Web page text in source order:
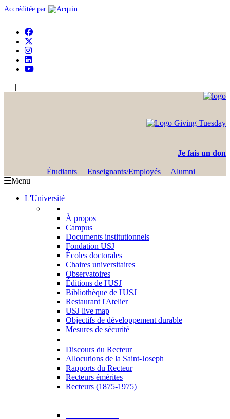
Accréditée par
|
Je fais un don
Étudiants Enseignants/Employés
Alumni
Menu
L'Université
À propos
Campus
Documents institutionnels
Fondation USJ
Écoles doctorales
Chaires universitaires
Observatoires
Éditions de l'USJ
Bibliothèque de l'USJ
Restaurant l'Atelier
USJ live map
Objectifs de développement durable
Mesures de sécurité
Discours du Recteur
Allocutions de la Saint-Joseph
Rapports du Recteur
Recteurs émérites
Recteurs (1875-1975)